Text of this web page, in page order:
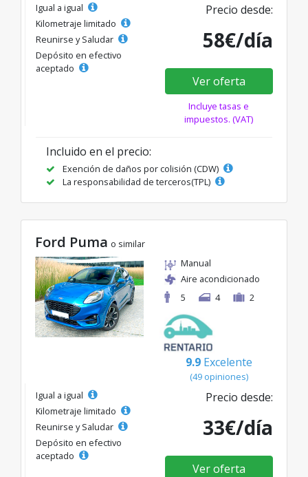
Igual a igual
Kilometraje limitado
Reunirse y Saludar
Depósito en efectivo
aceptado
Precio desde:
58€/día
Ver oferta
Incluye tasas e
impuestos. (VAT)
Incluido en el precio:
Exención de daños por colisión (CDW)
La responsabilidad de terceros(TPL)
Ford Puma o similar
Manual
Aire acondicionado
5
4 2
9.9 Excelente
(49 opiniones)
Igual a igual
Kilometraje limitado
Reunirse y Saludar
Depósito en efectivo
aceptado
Precio desde:
33€/día
Ver oferta